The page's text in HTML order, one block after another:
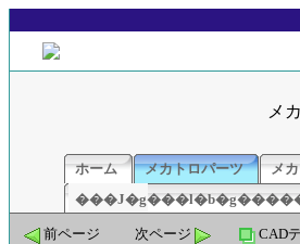
メ
ホーム メカトロパーツ メ
前ページ 次ページ CAD